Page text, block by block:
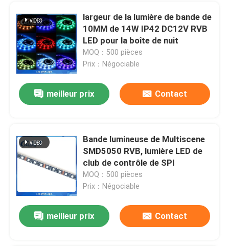
largeur de la lumière de bande de
10MM de 14W IP42 DC12V RVB
LED pour la boîte de nuit
MOQ：500 pièces
Prix：Négociable
meilleur prix Contact
Bande lumineuse de Multiscene
SMD5050 RVB, lumière LED de
club de contrôle de SPI
MOQ：500 pièces
Prix：Négociable
meilleur prix Contact